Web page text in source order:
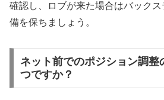
確認し、ロブが来た場合はバック
備を保ちましょう。
ネット前でのポジション調整
つですか？